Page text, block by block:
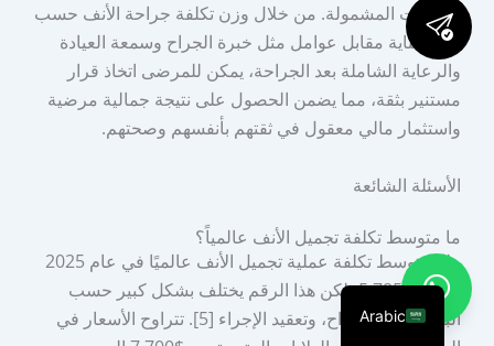
الخدمات المشمولة. من خلال وزن تكلفة جراحة الأنف حسب
البلد بعناية مقابل عوامل مثل خبرة الجراح وسمعة العيادة
والرعاية الشاملة بعد الجراحة، يمكن للمرضى اتخاذ قرار
مستنير بثقة، مما يضمن الحصول على نتيجة جمالية مرضية
واستثمار مالي معقول في ثقتهم بأنفسهم وصحتهم.
الأسئلة الشائعة
ما متوسط تكلفة تجميل الأنف عالمياً؟
يبلغ متوسط تكلفة عملية تجميل الأنف عالميًا في عام 2025
حوالي $5,785، لكن هذا الرقم يختلف بشكل كبير حسب
البلد، وخبرة الجراح، وتعقيد الإجراء [5]. تتراوح الأسعار في
Arabic